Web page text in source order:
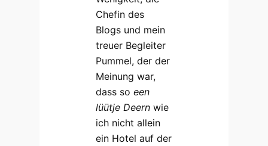
Chefin des
Blogs und mein
treuer Begleiter
Pummel, der der
Meinung war,
dass soeen
lüütje Deern wie
ich nicht allein
ein Hotel auf der